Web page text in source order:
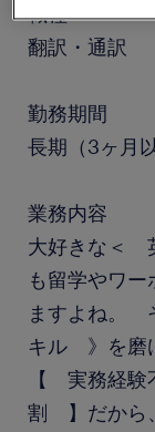
職種
翻訳・通訳
勤務期間
長期（3ヶ月以
業務内容
大好きな＜
も留学やワ
ますよね。
キル 》を磨
【 実務経
割 】だから